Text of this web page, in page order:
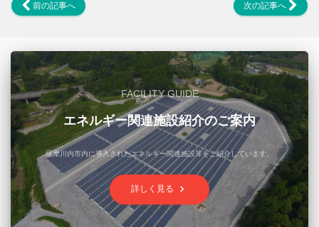
前の記事へ 次の記事へ
FACILITY GUIDE
エネルギー関連施設紹介のご案内
薩摩川内市内に導入されたエネルギー関連施設等をご紹介しています。
詳しく見る keyboard_arrow_right